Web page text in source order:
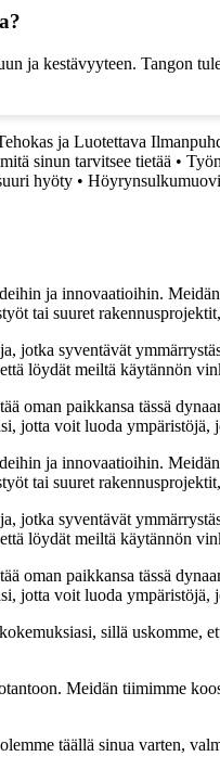
ja kestävyyteen. Tangon
ja Luotettava
sinun tarvitsee tietää •
hyöty •
ja innovaatioihin.
tai suuret
jotka syventävät
löydät meiltä käytännön
paikkansa tässä
jotta voit luoda ympäristöjä,
ja innovaatioihin.
tai suuret
jotka syventävät
löydät meiltä käytännön
paikkansa tässä
jotta voit luoda ympäristöjä,
sillä
Meidän tiimimme
täällä sinua varten,